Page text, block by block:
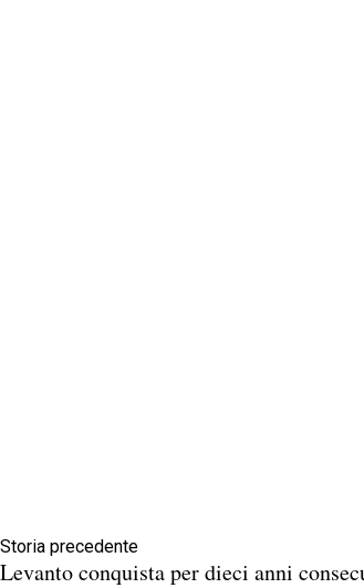
Storia precedente
Levanto conquista per dieci anni